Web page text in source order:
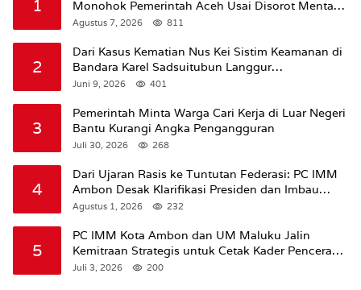
1
Monohok Pemerintah Aceh Usai Disorot Mentan
Amran Soal Dana Pertanian
Agustus 7, 2026 811
2
Dari Kasus Kematian Nus Kei Sistim Keamanan di
Bandara Karel Sadsuitubun Langgur
Dipertanyakan
Juni 9, 2026 401
3
Pemerintah Minta Warga Cari Kerja di Luar Negeri
Bantu Kurangi Angka Pengangguran
Juli 30, 2026 268
4
Dari Ujaran Rasis ke Tuntutan Federasi: PC IMM
Ambon Desak Klarifikasi Presiden dan Imbau
Tunda Pengibaran Bendera Merah Putih Di
Agustus 1, 2026 232
5
PC IMM Kota Ambon dan UM Maluku Jalin
Kemitraan Strategis untuk Cetak Kader Pencerah
Bangsa “Membangun Peradaban dari Kampus”
Juli 3, 2026 200